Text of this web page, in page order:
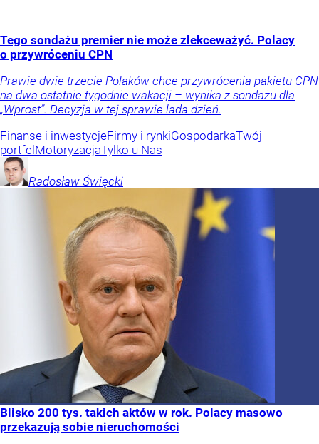
Tego sondażu premier nie może zlekceważyć. Polacy
o przywróceniu CPN
Prawie dwie trzecie Polaków chce przywrócenia pakietu CPN
na dwa ostatnie tygodnie wakacji – wynika z sondażu dla
„Wprost”. Decyzja w tej sprawie lada dzień.
Finanse i inwestycjeFirmy i rynkiGospodarkaTwój
portfel MotoryzacjaTylko u Nas
Radosław Święcki
Blisko 200 tys. takich aktów w rok. Polacy masowo
przekazują sobie nieruchomości